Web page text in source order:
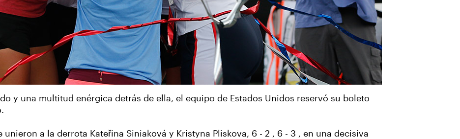
y una multitud enérgica detrás de ella, el equipo de Estados Unidos reservó su boleto
unieron a la derrota Kateřina Siniaková y Kristyna Pliskova, 6 - 2 , 6 - 3 , en una decisiva